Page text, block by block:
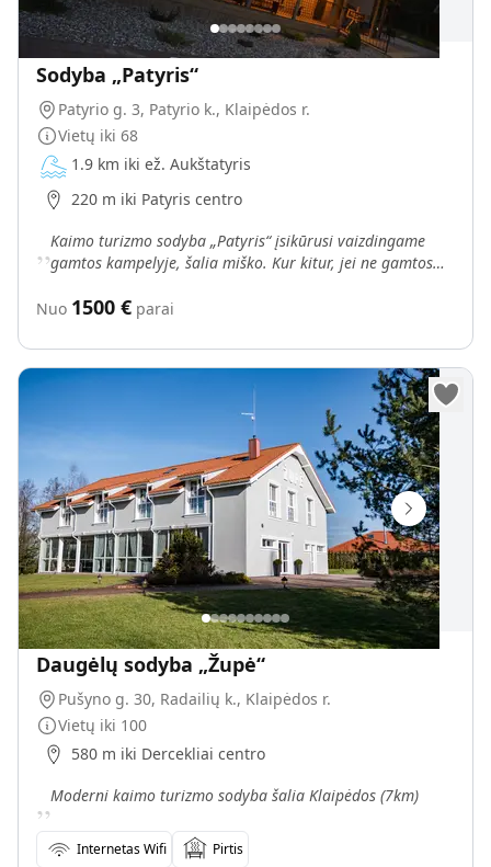
Sodyba „Patyris“
Patyrio g. 3, Patyrio k., Klaipėdos r.
Vietų iki 68
1.9 km iki ež. Aukštatyris
220 m iki Patyris centro
„Kaimo turizmo sodyba „Patyris“ įsikūrusi vaizdingame
gamtos kampelyje, šalia miško. Kur kitur, jei ne gamtos
Nuo 1500 € parai
Daugėlų sodyba „Župė“
Pušyno g. 30, Radailių k., Klaipėdos r.
Vietų iki 100
580 m iki Dercekliai centro
„Moderni kaimo turizmo sodyba šalia Klaipėdos (7km)
Internetas Wifi Pirtis